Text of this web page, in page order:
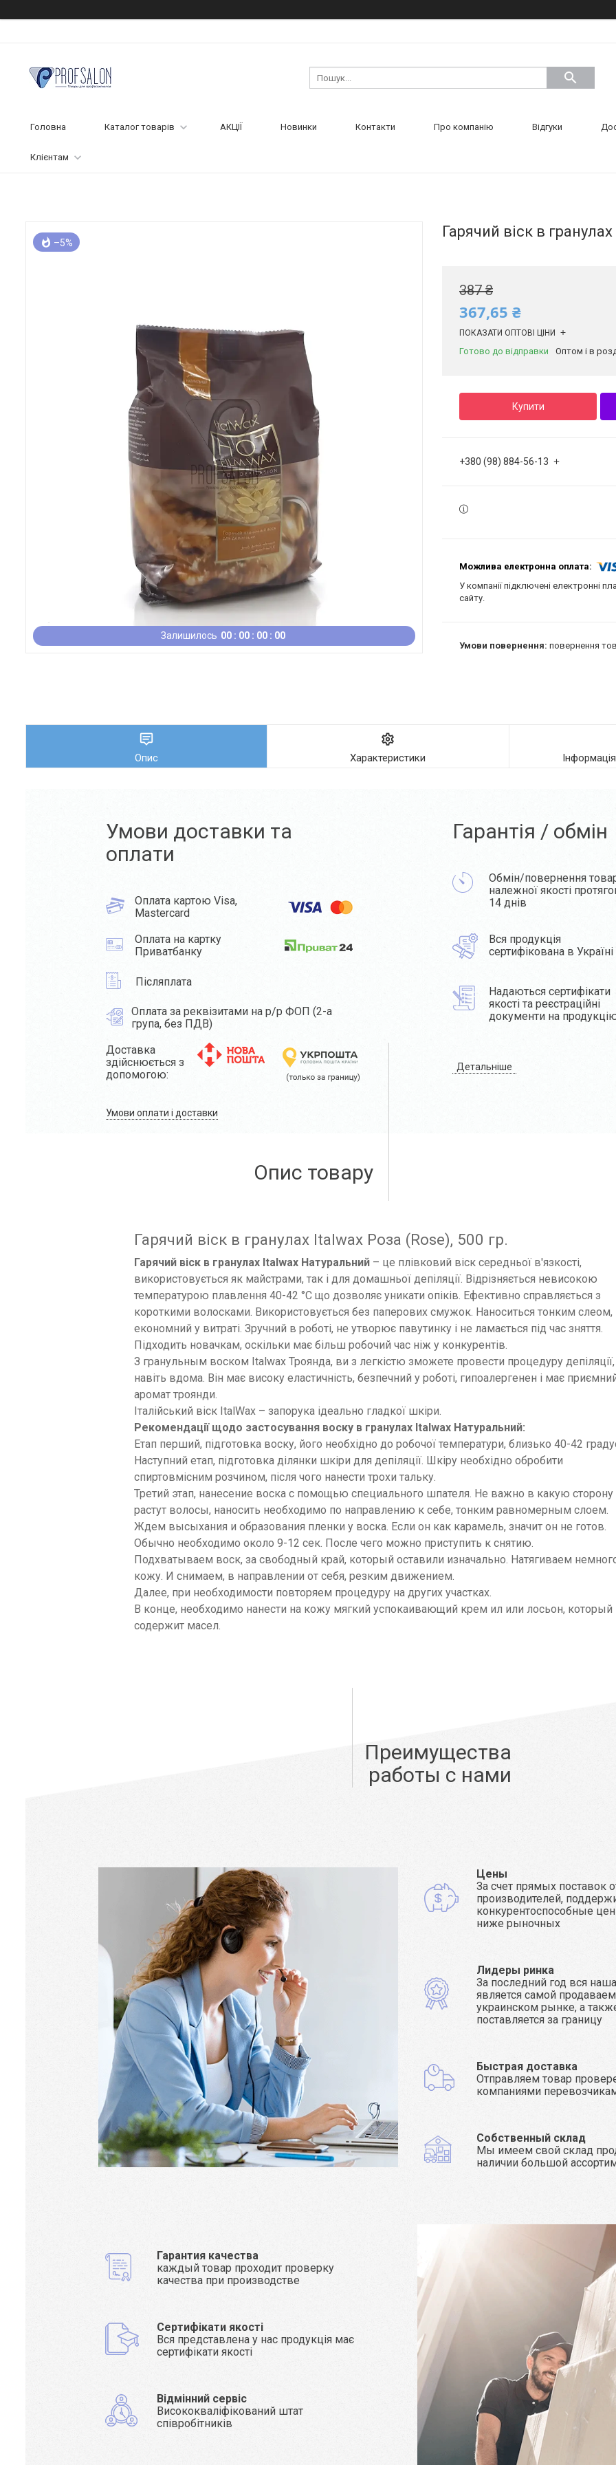
Головна Каталог товарів АКЦІЇ Новинки Контакти Про компанію Відгуки
Клієнтам
Залишилось 00 00 00 00
–5%
Гарячий віск в
387 ₴
367,65 ₴
ПОКАЗАТИ ОПТОВІ ЦІНИ
Готово до відправки Оптом і в
Купити
+380 (98) 884-56-13
У компанії підключені електронні
сайту.
повернення
Опис Характеристики
Умови доставки та
оплати
Оплата картою Visa,
Mastercard
Оплата на картку
Приватбанку
Післяплата
Оплата за реквізитами на р/р ФОП (2-а
група, без ПДВ)
Доставка
здійснюється з
допомогою:
Умови оплати і доставки
Гарантія / обмін
Обмін/повернення
належної якості
14 днів
Вся продукція
сертифікована в Україні
Надаються сертифікати
якості та реєстраційні
документи на
Детальніше
Опис товару
Гарячий віск в гранулах Italwax Роза (Rose), 500 гр.
Гарячий віск в гранулах Italwax Натуральний – це плівковий віск середньої в'язкості,
використовується як майстрами, так і для домашньої депіляції. Відрізняється невисокою
температурою плавлення 40-42 °C що дозволяє уникати опіків. Ефективно справляється з
короткими волосками. Використовується без паперових смужок. Наноситься тонким слеом,
економний у витраті. Зручний в роботі, не утворює павутинку і не ламається під час зняття.
Підходить новачкам, оскільки має більш робочий час ніж у конкурентів.
З гранульным воском Italwax Троянда, ви з легкістю зможете провести процедуру депіляції,
навіть вдома. Він має високу еластичність, безпечний у роботі, гипоалергенен і має
аромат троянди.
Італійський віск ItalWax – запорука ідеально гладкої шкіри.
Рекомендації щодо застосування воску в гранулах Italwax Натуральний:
Етап перший, підготовка воску, його необхідно до робочої температури, близько 40-42
Наступний етап, підготовка ділянки шкіри для депіляції. Шкіру необхідно обробити
спиртовмісним розчином, після чого нанести трохи тальку.
Третий этап, нанесение воска с помощью специального шпателя. Не важно в какую сторону
растут волосы, наносить необходимо по направлению к себе, тонким равномерным слоем.
Ждем высыхания и образования пленки у воска. Если он как карамель, значит он не готов.
Обычно необходимо около 9-12 сек. После чего можно приступить к снятию.
Подхватываем воск, за свободный край, который оставили изначально. Натягиваем
кожу. И снимаем, в направлении от себя, резким движением.
Далее, при необходимости повторяем процедуру на других участках.
В конце, необходимо нанести на кожу мягкий успокаивающий крем ил или лосьон, который
содержит масел.
Преимущества
работы с нами
Цены
За счет прямых поставок
производителей,
конкурентоспособные
ниже рыночных
Лидеры ринка
За последний год вся
является самой
украинском рынке, а
поставляется за границу
Быстрая доставка
Отправляем товар
компаниями
Собственный склад
Мы имеем свой склад
наличии большой
Гарантия качества
каждый товар проходит проверку
качества при производстве
Сертифікати якості
Вся представлена у нас продукція має
сертифікати якості
Відмінний сервіс
Висококваліфікований штат
співробітників